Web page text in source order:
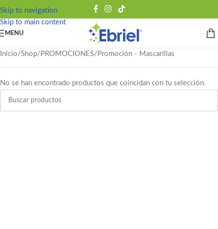
Skip to navigation
Skip to main content
MENU
Inicio Shop PROMOCIONES Promoción - Mascarillas
No se han encontrado productos que coincidan con tu selección.